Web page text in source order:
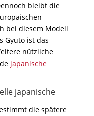
bleibt die
bei diesem Modell
Gyuto ist das
nützliche
japanische
japanische
die spätere